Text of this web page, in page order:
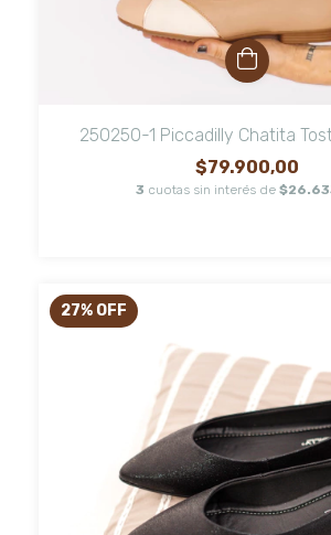
250250-1 Piccadilly Chatita
$79.900,00
3 cuotas sin interés de
27% OFF